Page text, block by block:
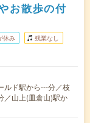
お散歩の付
休み 残業なし
ルド駅から---分／枝
／山上(皿倉山)駅か